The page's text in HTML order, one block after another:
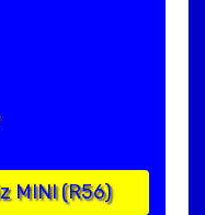
MINI (R56)